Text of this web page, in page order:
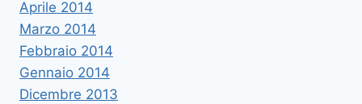
Aprile 2014
Marzo 2014
Febbraio 2014
Gennaio 2014
Dicembre 2013